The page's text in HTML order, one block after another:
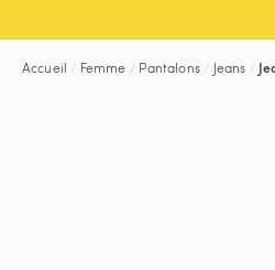
Accueil Femme Pantalons Jeans